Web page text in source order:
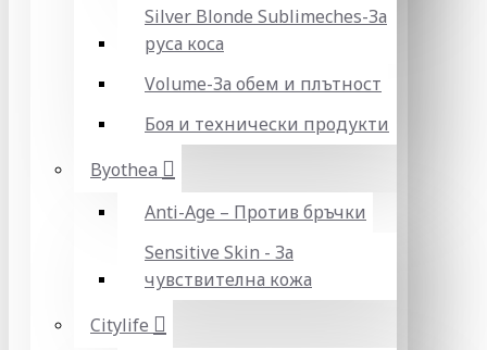
Silver Blonde Sublіmeches-За
руса коса
Volume-За обем и плътност
Боя и технически продукти
Byothea
Anti-Age – Против бръчки
Sensitive Skin - За
чувствителна кожа
Citylife